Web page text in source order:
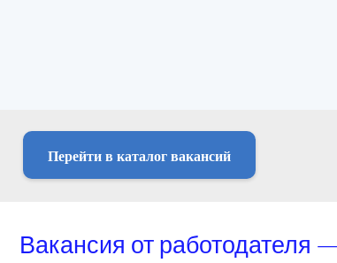
Перейти в каталог вакансий
Вакансия от работодателя